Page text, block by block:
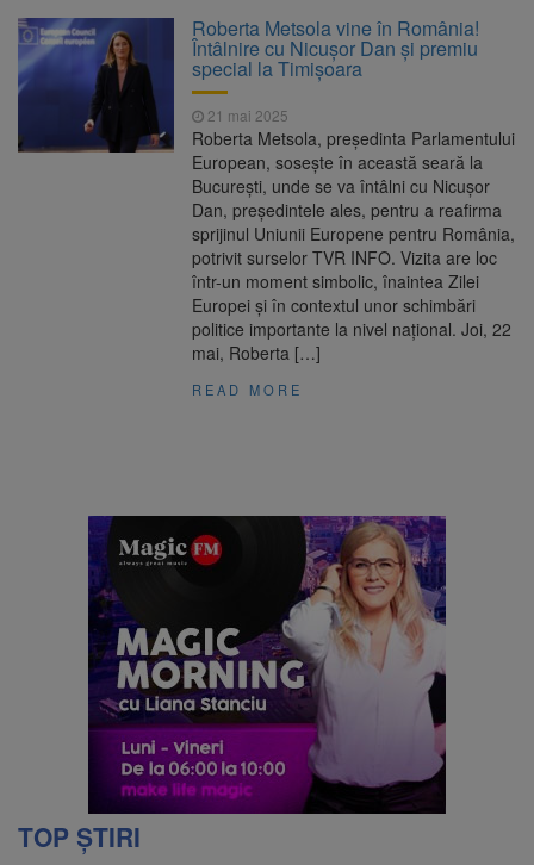
propriul record mondial. Betty Bromage a
zburat din nou pe aripa unui avion
9 august 2026
Tristan Tate cer eliberarea lor pe cauțiune în
SUA
Se schimbă examenul de
medic specialist. Subiecte unice în toată țara,
aceeași oră și același barem
Se schimbă regulile pentru
capsulele de cafea și ambalajele de unică
folosință. Noul regulament UE se aplică din 12
Roberta Metsola vine în România!
Întâlnire cu Nicușor Dan și premiu
special la Timișoara
21 mai 2025
Roberta Metsola, președinta Parlamentului
European, sosește în această seară la
București, unde se va întâlni cu Nicușor
Dan, președintele ales, pentru a reafirma
sprijinul Uniunii Europene pentru România,
potrivit surselor TVR INFO. Vizita are loc
într-un moment simbolic, înaintea Zilei
Europei și în contextul unor schimbări
politice importante la nivel național. Joi, 22
mai, Roberta […]
READ MORE
TOP ȘTIRI